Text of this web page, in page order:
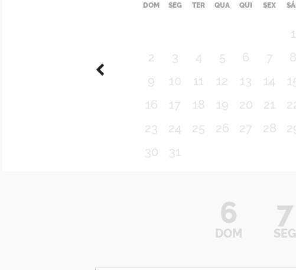
DOM SEG TER QUA QUI SEX
1
2
3 4 5 6 7
8
9
10 11 12 13 14
16
17 18 19 20 21
23
24 25 26 27 28
30
31
6
DOM
7
SEG